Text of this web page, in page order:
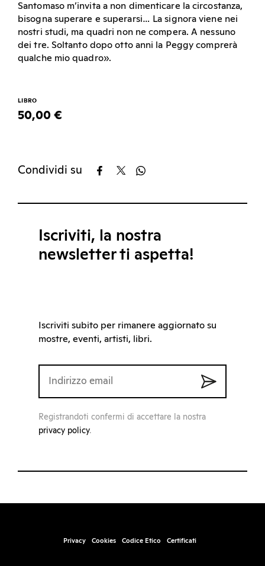
Santomaso m’invita a non dimenticare la circostanza,
bisogna superare e superarsi… La signora viene nei
nostri studi, ma quadri non ne compera. A nessuno
dei tre. Soltanto dopo otto anni la Peggy comprerà
qualche mio quadro».
LIBRO
50,00 €
Condividi su
Iscriviti, la nostra
newsletter ti aspetta!
Iscriviti subito per rimanere aggiornato su
mostre, eventi, artisti, libri.
Registrandoti confermi di accettare la nostra
privacy policy.
Privacy Cookies Codice Etico Certificati